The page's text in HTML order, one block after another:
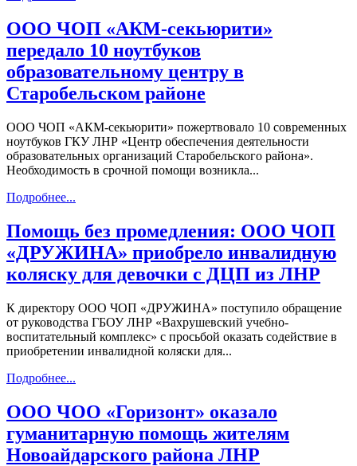
ООО ЧОП «АКМ-секьюрити»
передало 10 ноутбуков
образовательному центру в
Старобельском районе
ООО ЧОП «АКМ-секьюрити» пожертвовало 10 современных
ноутбуков ГКУ ЛНР «Центр обеспечения деятельности
образовательных организаций Старобельского района».
Необходимость в срочной помощи возникла...
Подробнее...
Помощь без промедления: ООО ЧОП
«ДРУЖИНА» приобрело инвалидную
коляску для девочки с ДЦП из ЛНР
К директору ООО ЧОП «ДРУЖИНА» поступило обращение
от руководства ГБОУ ЛНР «Вахрушевский учебно-
воспитательный комплекс» с просьбой оказать содействие в
приобретении инвалидной коляски для...
Подробнее...
ООО ЧОО «Горизонт» оказало
гуманитарную помощь жителям
Новоайдарского района ЛНР